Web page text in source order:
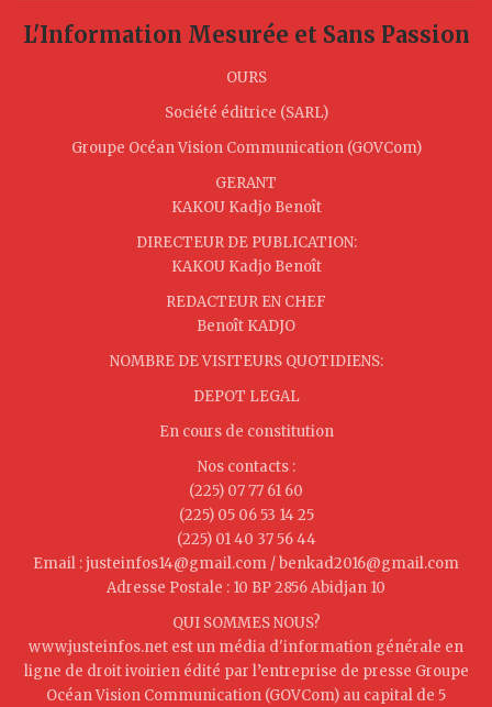
L'Information Mesurée et Sans Passion
OURS
Société éditrice (SARL)
Groupe Océan Vision Communication (GOVCom)
GERANT
KAKOU Kadjo Benoît
DIRECTEUR DE PUBLICATION:
KAKOU Kadjo Benoît
REDACTEUR EN CHEF
Benoît KADJO
NOMBRE DE VISITEURS QUOTIDIENS:
DEPOT LEGAL
En cours de constitution
Nos contacts :
(225) 07 77 61 60
(225) 05 06 53 14 25
(225) 01 40 37 56 44
Email : justeinfos14@gmail.com / benkad2016@gmail.com
Adresse Postale : 10 BP 2856 Abidjan 10
QUI SOMMES NOUS?
www.justeinfos.net est un média d'information générale en
ligne de droit ivoirien édité par l’entreprise de presse Groupe
Océan Vision Communication (GOVCom) au capital de 5